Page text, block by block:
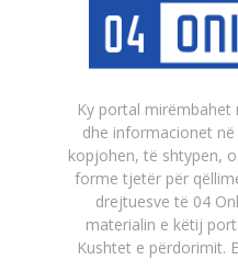
Ky portal mirëmbahet
dhe informacionet
kopjohen, të shtypen,
forme tjetër për
drejtuesve të 04
materialin e këtij
Kushtet e përdorimit.